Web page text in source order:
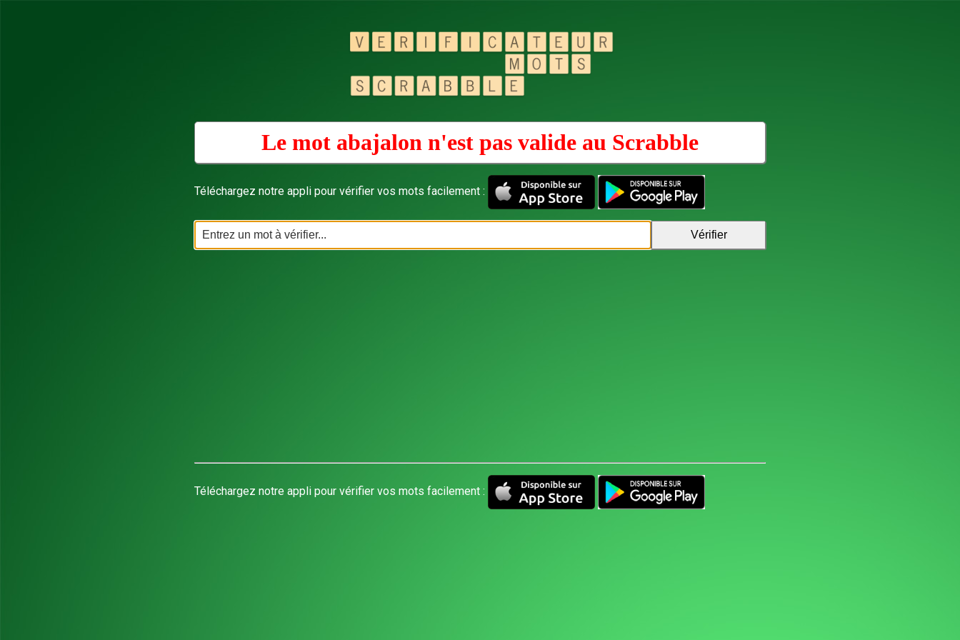
Le mot abajalon n'est pas valide au Scrabble
Téléchargez notre appli pour vérifier vos mots facilement :
Téléchargez notre appli pour vérifier vos mots facilement :